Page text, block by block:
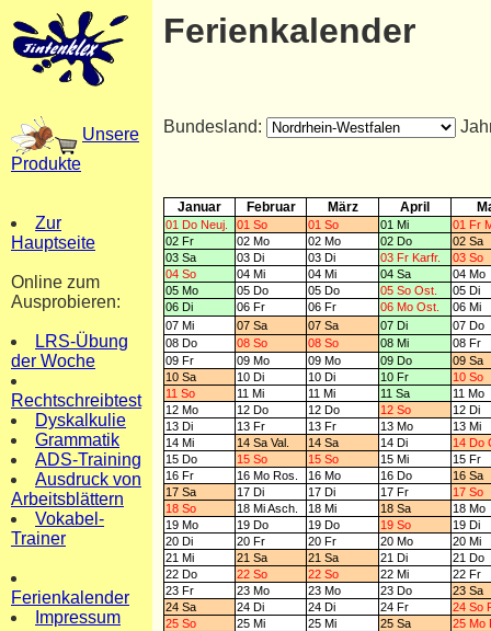
Ferienkalender
Unsere
Produkte
Zur
Hauptseite
Online zum
Ausprobieren:
LRS-Übung
der Woche
Rechtschreibtest
Dyskalkulie
Grammatik
ADS-Training
Ausdruck von
Arbeitsblättern
Vokabel-
Trainer
Ferienkalender
Impressum
Bundesland:
Januar Februar März April
01 Do Neuj. 01 So 01 So 01 Mi
01 Fr
02 Fr
02 Mo 02 Mo 02 Do
02 Sa
03 Sa
03 Di 03 Di 03 Fr Karfr.
03 So
04 So
04 Mi 04 Mi 04 Sa
04 Mo
05 Mo
05 Do 05 Do 05 So Ost.
05 Di
06 Di
06 Fr 06 Fr 06 Mo Ost.
06 Mi
07 Mi
07 Sa 07 Sa 07 Di
07 Do
08 Do
08 So 08 So 08 Mi
08 Fr
09 Fr
09 Mo 09 Mo 09 Do
09 Sa
10 Sa
10 Di 10 Di 10 Fr
10 So
11 So
11 Mi 11 Mi 11 Sa
11 Mo
12 Mo
12 Do 12 Do 12 So
12 Di
13 Di
13 Fr 13 Fr 13 Mo
13 Mi
14 Mi
14 Sa Val. 14 Sa 14 Di
14 Do
15 Do
15 So 15 So 15 Mi
15 Fr
16 Fr
16 Mo Ros. 16 Mo 16 Do
16 Sa
17 Sa
17 Di 17 Di 17 Fr
17 So
18 So
18 Mi Asch. 18 Mi 18 Sa
18 Mo
19 Mo
19 Do 19 Do 19 So
19 Di
20 Di
20 Fr 20 Fr 20 Mo
20 Mi
21 Mi
21 Sa 21 Sa 21 Di
21 Do
22 Do
22 So 22 So 22 Mi
22 Fr
23 Fr
23 Mo 23 Mo 23 Do
23 Sa
24 Sa
24 Di 24 Di 24 Fr
24 So
25 So
25 Mi 25 Mi 25 Sa
25 Mo